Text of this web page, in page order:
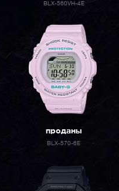
BLX-560VH-4E
проданы
BLX-570-6E